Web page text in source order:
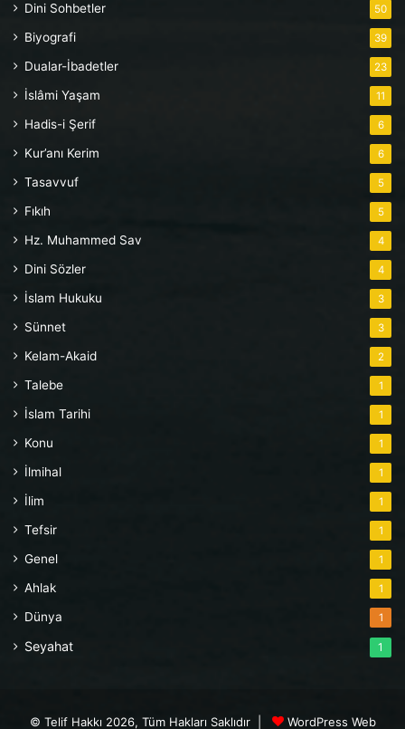
Dini Sohbetler 50
Biyografi 39
Dualar-İbadetler 23
İslâmi Yaşam 11
Hadis-i Şerif 6
Kur’anı Kerim 6
Tasavvuf 5
Fıkıh 5
Hz. Muhammed Sav 4
Dini Sözler 4
İslam Hukuku 3
Sünnet 3
Kelam-Akaid 2
Talebe 1
İslam Tarihi 1
Konu 1
İlmihal 1
İlim 1
Tefsir 1
Genel 1
Ahlak 1
Dünya 1
Seyahat 1
© Telif Hakkı 2026, Tüm Hakları Saklıdır | WordPress Web